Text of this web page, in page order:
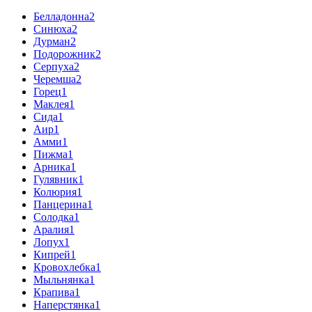
Белладонна2
Синюха2
Дурман2
Подорожник2
Серпуха2
Черемша2
Горец1
Маклея1
Сида1
Аир1
Амми1
Пижма1
Арника1
Гулявник1
Колюрия1
Панцерина1
Солодка1
Аралия1
Лопух1
Кипрей1
Кровохлебка1
Мыльнянка1
Крапива1
Наперстянка1